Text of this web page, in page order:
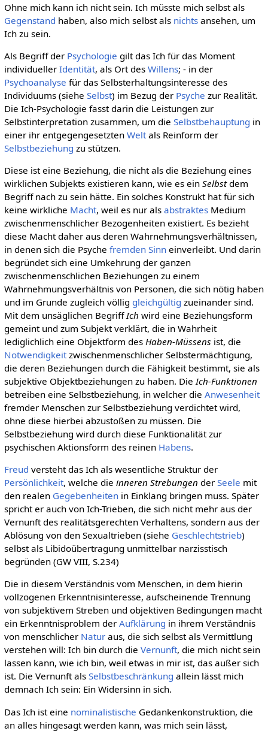
Ohne mich kann ich nicht sein. Ich müsste mich selbst als
Gegenstand haben, also mich selbst als nichtsansehen, um
Ich zu sein.
Als Begriff der Psychologie gilt das Ich für das Moment
individueller Identität, als Ort des Willens; - in der
Psychoanalyse für das Selbsterhaltungsinteresse des
Individuums (siehe Selbst) im Bezug der Psyche zur Realität.
Die Ich-Psychologie fasst darin die Leistungen zur
Selbstinterpretation zusammen, um die Selbstbehauptung in
einer ihr entgegengesetzten Weltals Reinform der
Selbstbeziehung zu stützen.
Diese ist eine Beziehung, die nicht als die Beziehung eines
wirklichen Subjekts existieren kann, wie es ein Selbstdem
Begriff nach zu sein hätte. Ein solches Konstrukt hat für sich
keine wirkliche Macht, weil es nur als abstraktesMedium
zwischenmenschlicher Bezogenheiten existiert. Es bezieht
diese Macht daher aus deren Wahrnehmungsverhältnissen,
in denen sich die Psyche fremden Sinneinverleibt. Und darin
begründet sich eine Umkehrung der ganzen
zwischenmenschlichen Beziehungen zu einem
Wahrnehmungsverhältnis von Personen, die sich nötig haben
und im Grunde zugleich völlig gleichgültig zueinander sind.
Mit dem unsäglichen BegriffIch wird eine Beziehungsform
gemeint und zum Subjekt verklärt, die in Wahrheit
lediglichlich eine Objektform des Haben-Müssens ist, die
Notwendigkeitzwischenmenschlicher Selbstermächtigung,
die deren Beziehungen durch die Fähigkeit bestimmt, sie als
subjektive Objektbeziehungen zu haben. DieIch-Funktionen
betreiben eine Selbstbeziehung, in welcher die Anwesenheit
fremder Menschen zur Selbstbeziehung verdichtet wird,
ohne diese hierbei abzustoßen zu müssen. Die
Selbstbeziehung wird durch diese Funktionalität zur
psychischen Aktionsform des reinen Habens.
Freud versteht das Ich als wesentliche Struktur der
Persönlichkeit, welche die inneren Strebungen der Seele mit
den realen Gegebenheitenin Einklang bringen muss. Später
spricht er auch von Ich-Trieben, die sich nicht mehr aus der
Vernunft des realitätsgerechten Verhaltens, sondern aus der
Ablösung von den Sexualtrieben (siehe Geschlechtstrieb)
selbst als Libidoübertragung unmittelbar narzisstisch
begründen (GW VIII, S.234)
Die in diesem Verständnis vom Menschen, in dem hierin
vollzogenen Erkenntnisinteresse, aufscheinende Trennung
von subjektivem Streben und objektiven Bedingungen macht
ein Erkenntnisproblem der Aufklärung in ihrem Verständnis
von menschlicher Naturaus, die sich selbst als Vermittlung
verstehen will: Ich bin durch die Vernunft, die mich nicht sein
lassen kann, wie ich bin, weil etwas in mir ist, das außer sich
ist. Die Vernunft als Selbstbeschränkung allein lässt mich
demnach Ich sein: Ein Widersinn in sich.
Das Ich ist eine nominalistische Gedankenkonstruktion, die
an alles hingesagt werden kann, was mich sein lässt,